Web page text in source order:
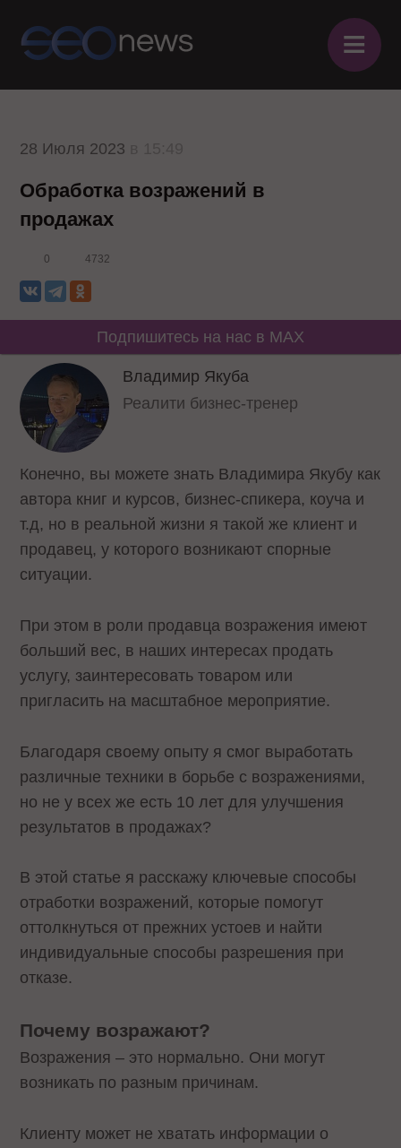
≡
28 Июля 2023
Обработка возражений в
продажах
0 4732
Подпишитесь на нас в MAX
Владимир Якуба
Реалити бизнес-тренер
Конечно, вы можете знать Владимира Якубу как
автора книг и курсов, бизнес-спикера, коуча и
т.д, но в реальной жизни я такой же клиент и
продавец, у которого возникают спорные
ситуации.
При этом в роли продавца возражения имеют
больший вес, в наших интересах продать
услугу, заинтересовать товаром или
пригласить на масштабное мероприятие.
Благодаря своему опыту я смог выработать
различные техники в борьбе с возражениями,
но не у всех же есть 10 лет для улучшения
результатов в продажах?
В этой статье я расскажу ключевые способы
отработки возражений, которые помогут
оттолкнуться от прежних устоев и найти
индивидуальные способы разрешения при
отказе.
Почему возражают?
Возражения – это нормально. Они могут
возникать по разным причинам.
Клиенту может не хватать информации о